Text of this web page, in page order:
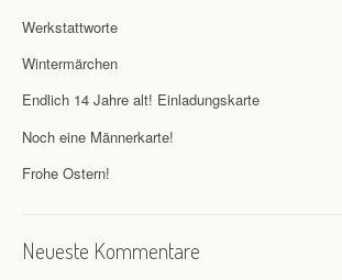
Werkstattworte
Wintermärchen
Endlich 14 Jahre alt! Einladungskarte
Noch eine Männerkarte!
Frohe Ostern!
Neueste Kommentare